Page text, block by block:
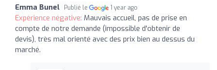
Emma Bunel Publié le 1 year ago
Expérience négative: Mauvais accueil, pas de prise en
compte de notre demande (impossible d'obtenir de
devis), très mal orienté avec des prix bien au dessus du
marché.